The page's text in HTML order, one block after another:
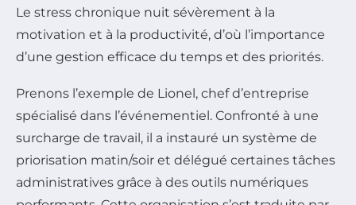
Le stress chronique nuit sévèrement à la
motivation et à la productivité, d’où l’importance
d’une gestion efficace du temps et des priorités.
Prenons l’exemple de Lionel, chef d’entreprise
spécialisé dans l’événementiel. Confronté à une
surcharge de travail, il a instauré un système de
priorisation matin/soir et délégué certaines tâches
administratives grâce à des outils numériques